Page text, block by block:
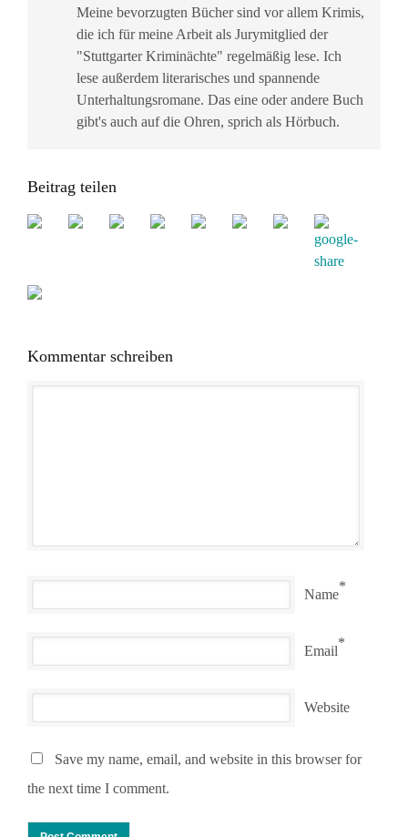
Meine bevorzugten Bücher sind vor allem Krimis,
die ich für meine Arbeit als Jurymitglied der
"Stuttgarter Kriminächte" regelmäßig lese. Ich
lese außerdem literarisches und spannende
Unterhaltungsromane. Das eine oder andere Buch
gibt's auch auf die Ohren, sprich als Hörbuch.
Beitrag teilen
Kommentar schreiben
Name
*
Email
*
Website
Save my name, email, and website in this browser for
the next time I comment.